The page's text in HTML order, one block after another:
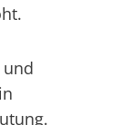
und